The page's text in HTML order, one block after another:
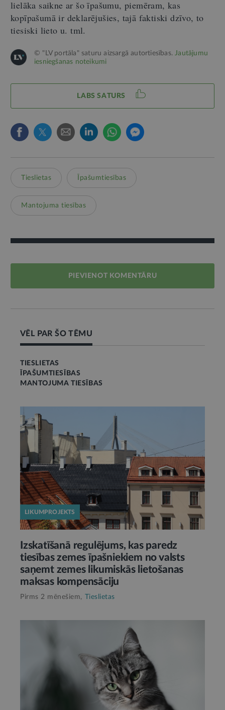
lielāka saikne ar šo īpašumu, piemēram, kas
kopīpašumā ir deklarējušies, tajā faktiski dzīvo, to
tiesiski lieto u. tml.
© "LV portāla" saturu aizsargā autortiesības.Jautājumu
iesniegšanas noteikumi
LABS SATURS
Tieslietas Īpašumtiesības
Mantojuma tiesības
PIEVIENOT KOMENTĀRU
VĒL PAR ŠO TĒMU
TIESLIETAS
ĪPAŠUMTIESĪBAS
MANTOJUMA TIESĪBAS
LIKUMPROJEKTS
Izskatīšanā regulējums, kas paredz
tiesības zemes īpašniekiem no valsts
saņemt zemes likumiskās lietošanas
maksas kompensāciju
Pirms 2 mēnešiem, Tieslietas